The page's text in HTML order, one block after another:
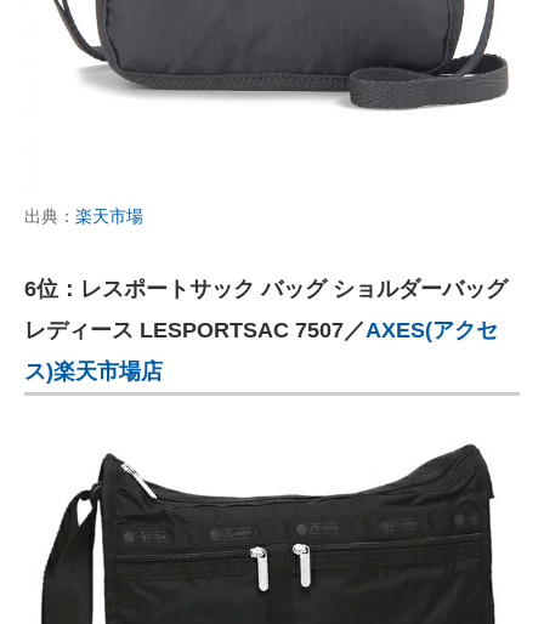
出典： 楽天市場
6位：レスポートサック バッグ ショルダーバッグ
レディース LESPORTSAC 7507／AXES(アクセ
ス)楽天市場店